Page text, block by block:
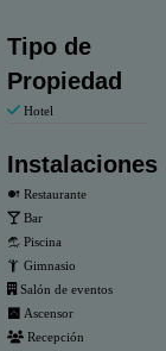
Tipo de
Propiedad
Hotel
Instalaciones
Restaurante
Bar
Piscina
Gimnasio
Salón de eventos
Ascensor
Recepción